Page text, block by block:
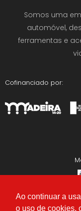
Ao continuar a
o uso de cookies,
Somos uma
automóvel,
ferramentas e
Cofinanciado por: